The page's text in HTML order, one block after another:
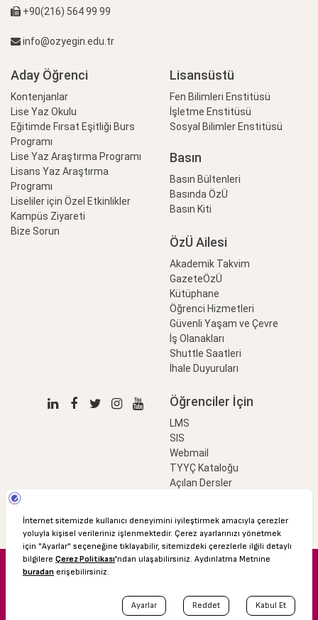
+90(216) 564 99 99
info@ozyegin.edu.tr
Aday Öğrenci
Kontenjanlar
Lise Yaz Okulu
Eğitimde Fırsat Eşitliği Burs
Programı
Lise Yaz Araştırma Programı
Lisans Yaz Araştırma
Programı
Liseliler için Özel Etkinlikler
Kampüs Ziyareti
Bize Sorun
Lisansüstü
Fen Bilimleri Enstitüsü
İşletme Enstitüsü
Sosyal Bilimler Enstitüsü
Basın
Basın Bültenleri
Basında ÖzÜ
Basın Kiti
ÖzÜ Ailesi
Akademik Takvim
GazeteÖzÜ
Kütüphane
Öğrenci Hizmetleri
Güvenli Yaşam ve Çevre
İş Olanakları
Shuttle Saatleri
İhale Duyuruları
Öğrenciler İçin
LMS
SIS
Webmail
TYYÇ Kataloğu
Açılan Dersler
© 2016 Özyeğin Üniversitesi
Akademik Takvim
Kişisel Verilerin Korunması